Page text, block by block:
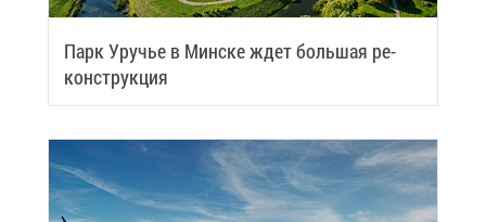
Парк Уру­чье в Мин­ске ждет боль­шая ре­
кон­струк­ция